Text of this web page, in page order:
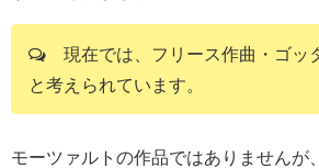
現在では、フリース作曲・ゴッ
と考えられています。
モーツァルトの作品ではありませんが